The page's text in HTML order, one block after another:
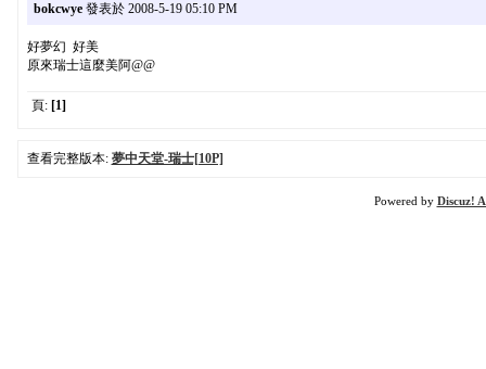
bokcwye發表於 2008-5-19 05:10 PM
好夢幻 好美
原來瑞士這麼美阿@@
頁: [1]
查看完整版本: 夢中天堂-瑞士[10P]
Powered by Discuz!